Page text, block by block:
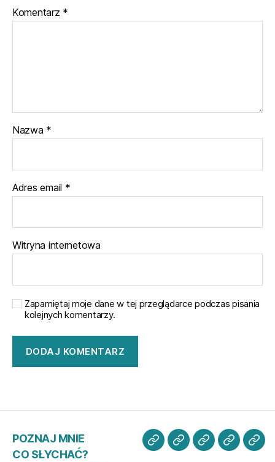
Komentarz *
Nazwa *
Adres email *
Witryna internetowa
Zapamiętaj moje dane w tej przeglądarce podczas pisania
kolejnych komentarzy.
POZNAJ MNIE
CO SŁYCHAĆ?
POZNAJ
CO
MOJE